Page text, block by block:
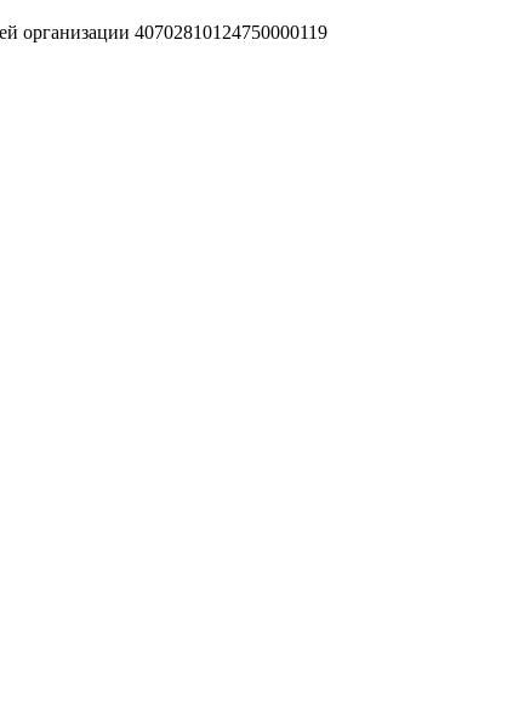
организации 40702810124750000119